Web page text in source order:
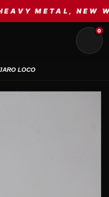
NEW
0
LOCO